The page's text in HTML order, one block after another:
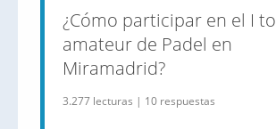
¿Cómo participar en el I
amateur de Padel en
Miramadrid?
3.277 lecturas | 10 respuestas